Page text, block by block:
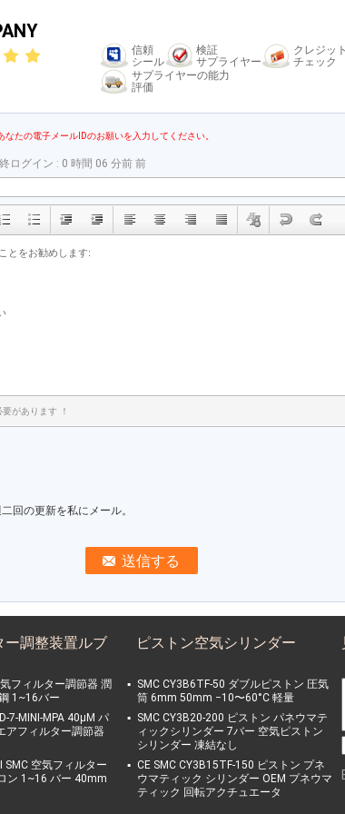
信頼
シール
検証
サプライヤー
クレジット
チェック
サプライヤーの能力
評価
なたの電子メールIDのお願いを入力してください。
ログイン : 0 時間 06 分前 前
があります ！
回の更新を私にメール。
ー調整装置ルブ
フィルター調節器 潤
1~16バー
7-MINI-MPA 40μM パ
アフィルター調節器
SMC 空気フィルター
ン 1~16 バー 40mm
ピストン空気シリンダー
SMC CY3B6TF-50 ダブルピストン 圧気
筒 6mm 50mm −10〜60°C 軽量
SMC CY3B20-200 ピストン パネウマテ
ィックシリンダー 7バー 空気ピストン
シリンダー 凍結なし
CE SMC CY3B15TF-150 ピストン プネ
ウマティック シリンダー OEM プネウマ
ティック 回転アクチュエータ